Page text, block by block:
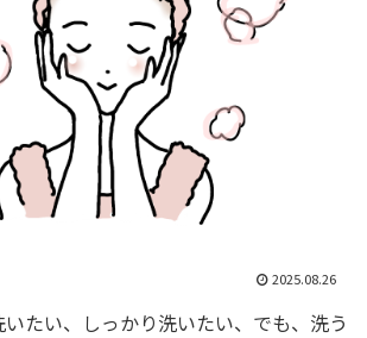
2025.08.26
たい、しっかり洗いたい、でも、洗う